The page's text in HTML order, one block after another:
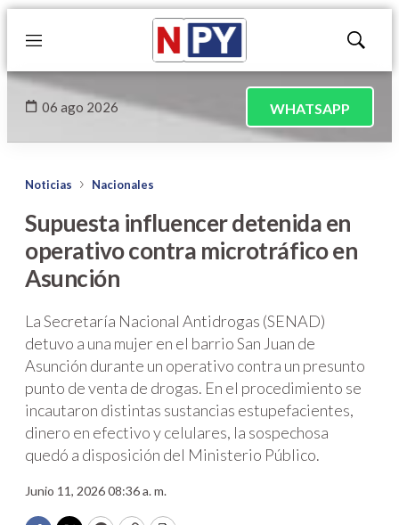
Menú
Mostrar
06 ago 2026 WHATSAPP
Noticias Nacionales
Supuesta influencer detenida en
operativo contra microtráfico en
Asunción
La Secretaría Nacional Antidrogas (SENAD)
detuvo a una mujer en el barrio San Juan de
Asunción durante un operativo contra un presunto
punto de venta de drogas. En el procedimiento se
incautaron distintas sustancias estupefacientes,
dinero en efectivo y celulares, la sospechosa
quedó a disposición del Ministerio Público.
Junio 11, 2026 08:36 a. m.